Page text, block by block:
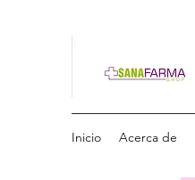
Inicio Acerca de